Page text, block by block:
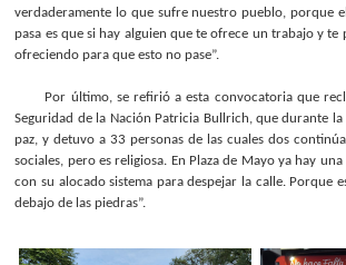
verdaderamente lo que sufre nuestro pueblo, porque
pasa es que si hay alguien que te ofrece un trabajo y
ofreciendo para que esto no pase”.
Por último, se refirió a esta convocatoria que
Seguridad de la Nación Patricia Bullrich, que durante
paz, y detuvo a 33 personas de las cuales dos
sociales, pero es religiosa. En Plaza de Mayo ya hay
con su alocado sistema para despejar la calle. Porque
debajo de las piedras”.